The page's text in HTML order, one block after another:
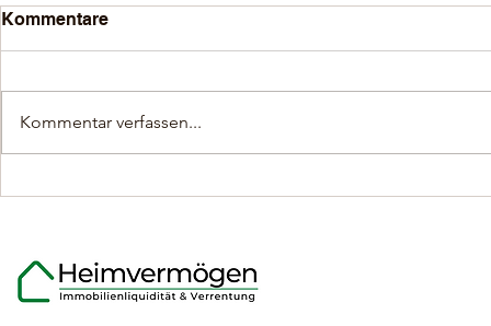
wissen sollten.
Kommentare
Kommentar verfassen...